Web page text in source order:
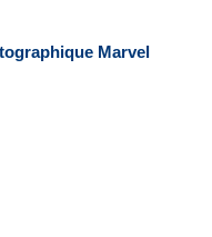
Marvel